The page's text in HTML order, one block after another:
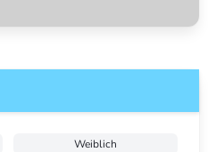
Weiblich